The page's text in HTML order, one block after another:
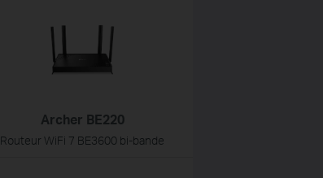
Archer BE220
Routeur WiFi 7 BE3600 bi-bande